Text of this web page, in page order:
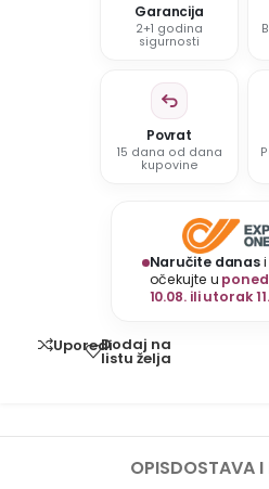
Garancija
2+1 godina
sigurnosti
Povrat
15 dana od dana
kupovine
Naručite danas
očekujte u
10.08. ili utorak
UporediDodaj na
listu želja
OPISDOSTAVA I